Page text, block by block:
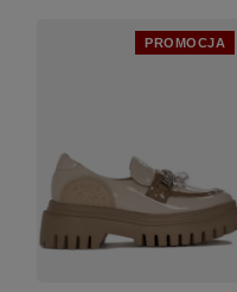
PROMOCJA